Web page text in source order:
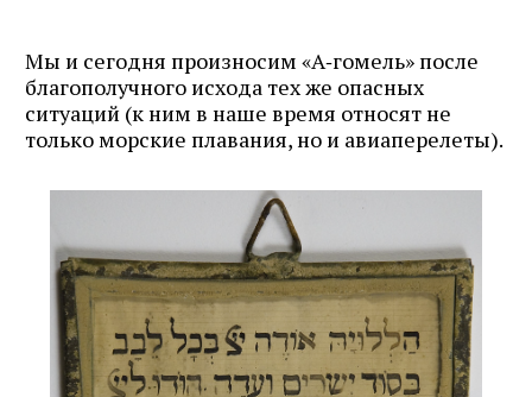
Мы и сегодня произносим «А‑гомель» после
благополучного исхода тех же опасных
ситуаций (к ним в наше время относят не
только морские плавания, но и авиаперелеты).